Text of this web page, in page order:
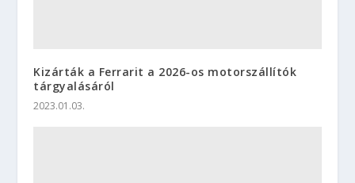
Kizárták a Ferrarit a 2026-os motorszállítók
tárgyalásáról
2023.01.03.